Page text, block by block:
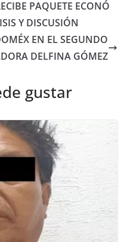
PAQUETE ECONÓ
Y DISCUSIÓN
EN EL SEGUNDO
DELFINA GÓMEZ
gustar